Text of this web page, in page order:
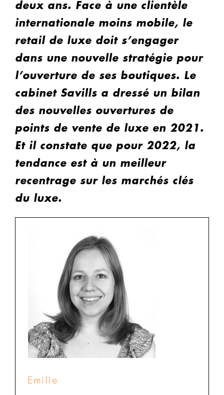
deux ans. Face à une clientèle
internationale moins mobile, le
retail de luxe doit s’engager
dans une nouvelle stratégie pour
l’ouverture de ses boutiques. Le
cabinet Savills a dressé un bilan
des nouvelles ouvertures de
points de vente de luxe en 2021.
Et il constate que pour 2022, la
tendance est à un meilleur
recentrage sur les marchés clés
du luxe.
Emilie